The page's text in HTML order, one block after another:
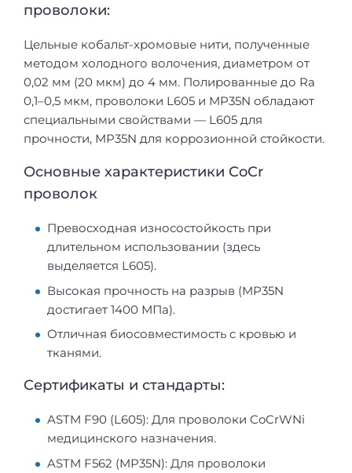
проволоки:
Цельные кобальт-хромовые нити, полученные
методом холодного волочения, диаметром от
0,02 мм (20 мкм) до 4 мм. Полированные до Ra
0,1–0,5 мкм, проволоки L605 и MP35N обладают
специальными свойствами — L605 для
прочности, MP35N для коррозионной стойкости.
Основные характеристики CoCr
проволок
Превосходная износостойкость при
длительном использовании (здесь
выделяется L605).
Высокая прочность на разрыв (MP35N
достигает 1400 МПа).
Отличная биосовместимость с кровью и
тканями.
Сертификаты и стандарты:
ASTM F90 (L605): Для проволоки CoCrWNi
медицинского назначения.
ASTM F562 (MP35N): Для проволоки